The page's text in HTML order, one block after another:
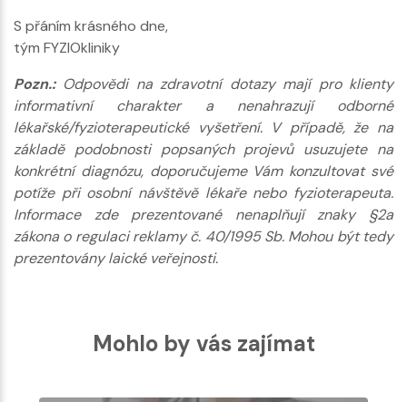
S přáním krásného dne,
tým FYZIOkliniky
Pozn.:Odpovědi na zdravotní dotazy mají pro klienty
informativní charakter a nenahrazují odborné
lékařské/fyzioterapeutické vyšetření. V případě, že na
základě podobnosti popsaných projevů usuzujete na
konkrétní diagnózu, doporučujeme Vám konzultovat své
potíže při osobní návštěvě lékaře nebo fyzioterapeuta.
Informace zde prezentované nenaplňují znaky §2a
zákona o regulaci reklamy č. 40/1995 Sb. Mohou být tedy
prezentovány laické veřejnosti.
Mohlo by vás zajímat